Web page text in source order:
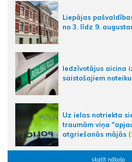
Liepājas
no 3. līdz 9.
Iedzīvotājus aicina
saistošajiem
Uz ielas notriekta
traumām viņa
atgriešanās mājās
skatīt nākošo